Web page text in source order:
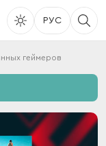
РУС
геймеров